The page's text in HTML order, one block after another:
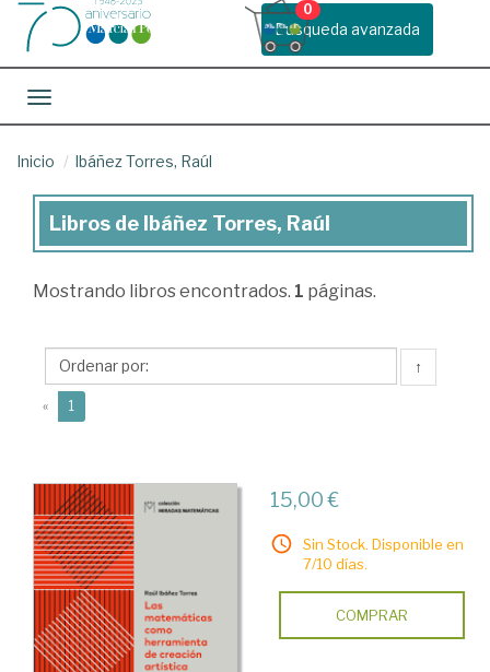
Busqueda avanzada
0
Toggle navigation
Inicio Ibáñez Torres, Raúl
Libros
Ibáñez
Raúl
Libros de Ibáñez Torres, Raúl
Mostrando libros encontrados. 1 páginas.
↑
« 1
15,00 €
Sin Stock. Disponible en
7/10 días.
COMPRAR